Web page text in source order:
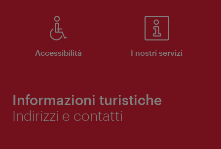
Accessibilità I nostri servizi
Informazioni turistiche
Indirizzi e contatti